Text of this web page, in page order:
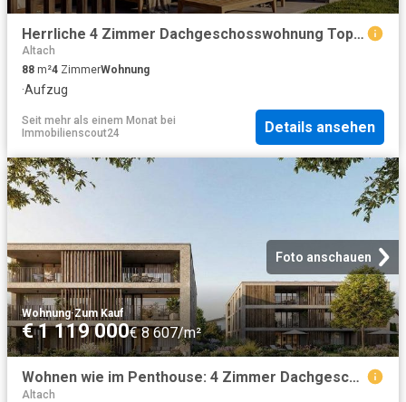
Herrliche 4 Zimmer Dachgeschosswohnung Top B07
Altach
88 m²4 ZimmerWohnung
·Aufzug
Seit mehr als einem Monat bei
Immobilienscout24
Details ansehen
Foto anschauen
Wohnung·Zum Kauf
€ 1 119 000€ 8 607/m²
Wohnen wie im Penthouse: 4 Zimmer Dachgeschosswohnung Top B08
Altach